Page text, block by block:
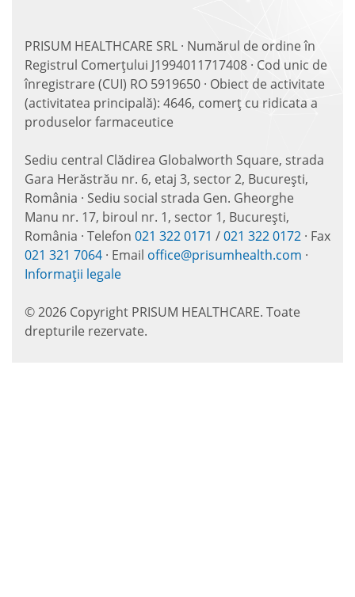
PRISUM HEALTHCARE SRL · Numărul de ordine în
Registrul Comerțului J1994011717408 · Cod unic de
înregistrare (CUI) RO 5919650 · Obiect de activitate
(activitatea principală): 4646, comerț cu ridicata a
produselor farmaceutice
Sediu central Clădirea Globalworth Square, strada
Gara Herăstrău nr. 6, etaj 3, sector 2, București,
România · Sediu social strada Gen. Gheorghe
Manu nr. 17, biroul nr. 1, sector 1, București,
România · Telefon 021 322 0171 /021 322 0172 · Fax
021 321 7064 · Email office@prisumhealth.com ·
Informații legale
© 2026 Copyright PRISUM HEALTHCARE. Toate
drepturile rezervate.